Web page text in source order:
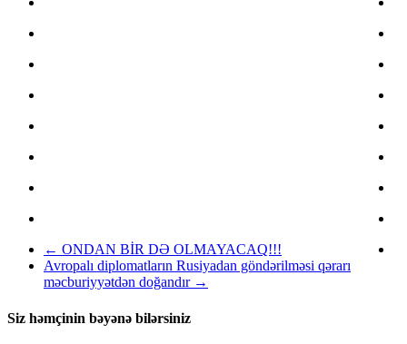
← ONDAN BİR DƏ OLMAYACAQ!!!
Avropalı diplomatların Rusiyadan göndərilməsi qərarı
məcburiyyətdən doğandır →
Siz həmçinin bəyənə bilərsiniz